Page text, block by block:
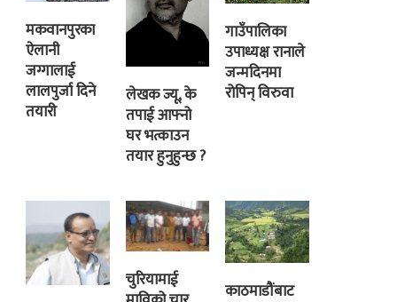
मकवानपुरका
ऐलानी
जग्गालाई
लालपुर्जा दिने
तयारी
लेखक ज्यू, के
तपाई आफ्नो
घर भत्काउन
तयार हुनुहुन्छ ?
गाउँपालिका
उपाध्यक्ष रानाले
जन्मदिनमा
रोपिन् विरुवा
चुरियामाई
काठमाडौंबाट